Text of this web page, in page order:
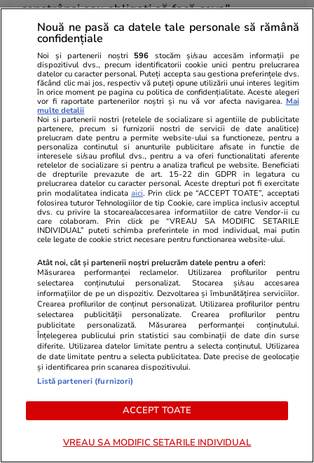
constrânși sau obligați să facă ceva”
Știri România 07:58
Dunărea secată: armata va arunca în aer
stânca Pârjoaia și ar putea scufunda 4 barje de
70 de metri încărcate cu pietre, pentru a devia
cursul apei
Știri România 18:33
Rezultatele loto din 2 august 2026. Numerele
câștigătoare extrase duminică
Lifestyle
Un patron din China a aflat ce a
La ce se
Nouă ne pasă ca datele tale personale să rămână
confidențiale
Noi și partenerii noștri 596 stocăm și/sau accesăm informații pe
dispozitivul dvs., precum identificatorii cookie unici pentru prelucrarea
datelor cu caracter personal. Puteți accepta sau gestiona preferințele dvs.
făcând clic mai jos, respectiv vă puteți opune utilizării unui interes legitim
în orice moment pe pagina cu politica de confidențialitate. Aceste alegeri
vor fi raportate partenerilor noștri și nu vă vor afecta navigarea. Mai
multe detalii
Noi si partenerii nostri (retelele de socializare si agentiile de publicitate
partenere, precum si furnizorii nostri de servicii de date analitice)
prelucram date pentru a permite website-ului sa functioneze, pentru a
personaliza continutul si anunturile publicitare afisate in functie de
interesele si/sau profilul dvs., pentru a va oferi functionalitati aferente
retelelor de socializare si pentru a analiza traficul pe website. Beneficiati
de drepturile prevazute de art. 15-22 din GDPR in legatura cu
prelucrarea datelor cu caracter personal. Aceste drepturi pot fi exercitate
prin modalitatea indicataaici. Prin click pe “ACCEPT TOATE”, acceptati
folosirea tuturor Tehnologiilor de tip Cookie, care implica inclusiv acceptul
dvs. cu privire la stocarea/accesarea informatiilor de catre Vendor-ii cu
care colaboram. Prin click pe “VREAU SA MODIFIC SETARILE
INDIVIDUAL” puteti schimba preferintele in mod individual, mai putin
cele legate de cookie strict necesare pentru functionarea website-ului.
Atât noi, cât și partenerii noștri prelucrăm datele pentru a oferi:
Măsurarea performanței reclamelor. Utilizarea profilurilor pentru
selectarea conținutului personalizat. Stocarea și/sau accesarea
informațiilor de pe un dispozitiv. Dezvoltarea și îmbunătățirea serviciilor.
Crearea profilurilor de conținut personalizat. Utilizarea profilurilor pentru
selectarea publicității personalizate. Crearea profilurilor pentru
publicitate personalizată. Măsurarea performanței conținutului.
Înțelegerea publicului prin statistici sau combinații de date din surse
diferite. Utilizarea datelor limitate pentru a selecta conținutul. Utilizarea
de date limitate pentru a selecta publicitatea. Date precise de geolocație
și identificarea prin scanarea dispozitivului.
Listă parteneri (furnizori)
ACCEPT TOATE
VREAU SA MODIFIC SETARILE INDIVIDUAL